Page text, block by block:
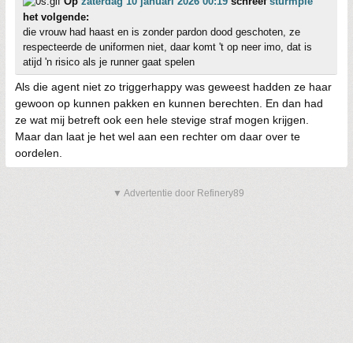
het volgende:
die vrouw had haast en is zonder pardon dood geschoten, ze
respecteerde de uniformen niet, daar komt 't op neer imo, dat is
atijd 'n risico als je runner gaat spelen
Als die agent niet zo triggerhappy was geweest hadden ze haar
gewoon op kunnen pakken en kunnen berechten. En dan had
ze wat mij betreft ook een hele stevige straf mogen krijgen.
Maar dan laat je het wel aan een rechter om daar over te
oordelen.
▼ Advertentie door Refinery89